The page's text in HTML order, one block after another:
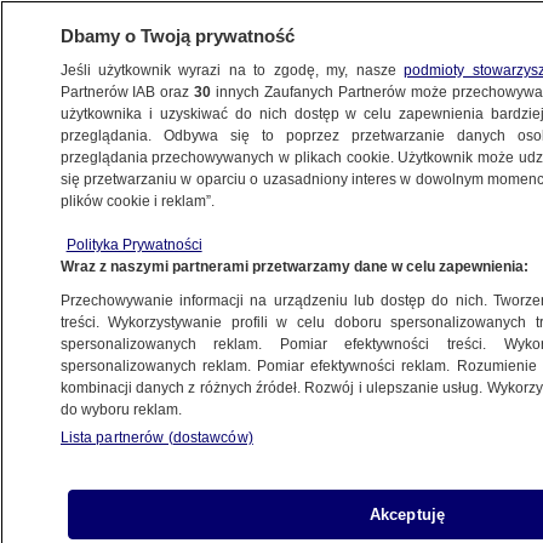
BIZNES
RYNKI
najdroższej firmy świata. Taki będzie
tydzień na rynkach
Oprac.Wiktor Knowski
18.05.2026, 07:12
Posłuchaj artykułu
Dbamy o Twoją prywatność
Jeśli użytkownik wyrazi na to zgodę, my, naszepodmioty
Partnerów IAB oraz30 innych Zaufanych Partnerów może
użytkownika i uzyskiwać do nich dostęp w celu zapewnienia
przeglądania. Odbywa się to poprzez przetwarzanie danych
przeglądania przechowywanych w plikach cookie. Użytkownik może
się przetwarzaniu w oparciu o uzasadniony interes w dowolnym
plików cookie i reklam”.
Polityka Prywatności
Wraz z naszymi partnerami przetwarzamy dane w celu zapewnienia:
Przechowywanie informacji na urządzeniu lub dostęp do nich.
treści. Wykorzystywanie profili w celu doboru spersonalizowanych
spersonalizowanych reklam. Pomiar efektywności treści.
spersonalizowanych reklam. Pomiar efektywności reklam.
kombinacji danych z różnych źródeł. Rozwój i ulepszanie usług.
do wyboru reklam.
Lista partnerów (dostawców)
Akceptuję